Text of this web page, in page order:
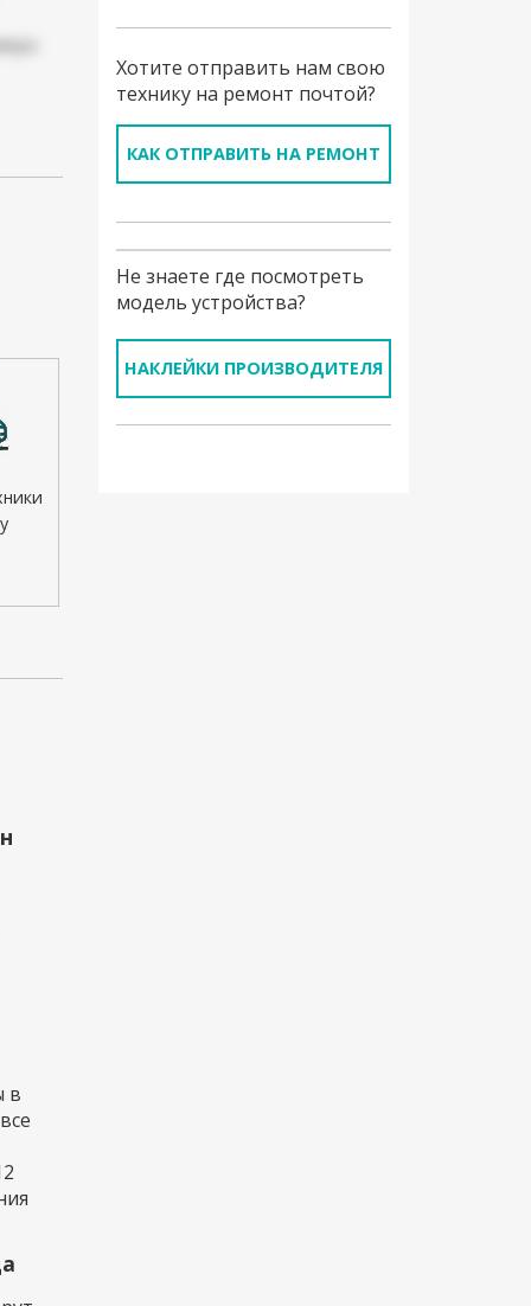
в
Хотите отправить нам свою
технику на ремонт почтой?
КАК ОТПРАВИТЬ НА РЕМОНТ
Не знаете где посмотреть
модель устройства?
НАКЛЕЙКИ ПРОИЗВОДИТЕЛЯ